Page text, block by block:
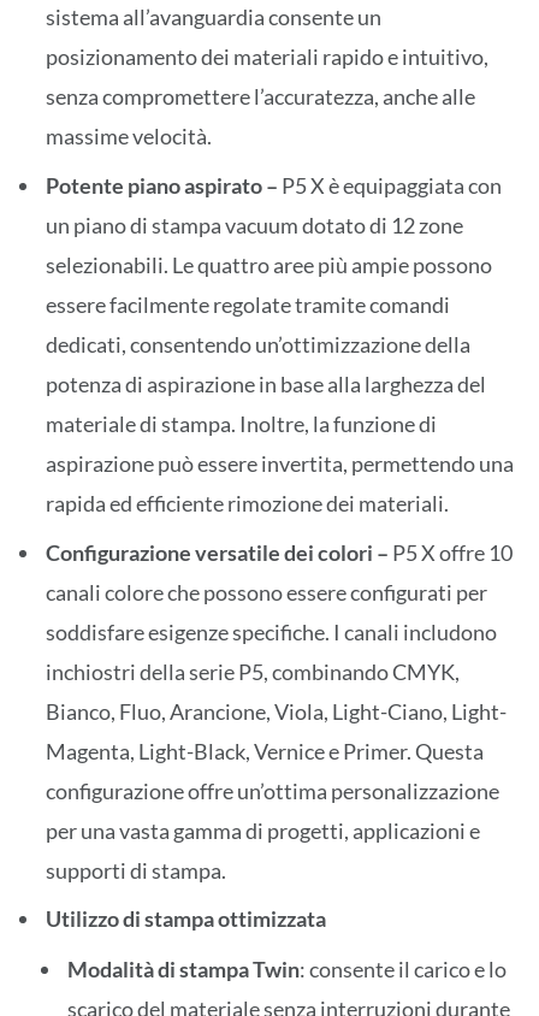
sistema all’avanguardia consente un
posizionamento dei materiali rapido e intuitivo,
senza compromettere l’accuratezza, anche alle
massime velocità.
Potente piano aspirato – P5 X è equipaggiata con
un piano di stampa vacuum dotato di 12 zone
selezionabili. Le quattro aree più ampie possono
essere facilmente regolate tramite comandi
dedicati, consentendo un’ottimizzazione della
potenza di aspirazione in base alla larghezza del
materiale di stampa. Inoltre, la funzione di
aspirazione può essere invertita, permettendo una
rapida ed efficiente rimozione dei materiali.
Configurazione versatile dei colori – P5 X offre 10
canali colore che possono essere configurati per
soddisfare esigenze specifiche. I canali includono
inchiostri della serie P5, combinando CMYK,
Bianco, Fluo, Arancione, Viola, Light-Ciano, Light-
Magenta, Light-Black, Vernice e Primer. Questa
configurazione offre un’ottima personalizzazione
per una vasta gamma di progetti, applicazioni e
supporti di stampa.
Utilizzo di stampa ottimizzata
Modalità di stampa Twin: consente il carico e lo
scarico del materiale senza interruzioni durante